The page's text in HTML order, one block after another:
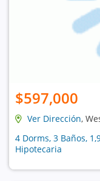
$597,000
Ver Dirección,
4 Dorms, 3 Baños,
Hipotecaria